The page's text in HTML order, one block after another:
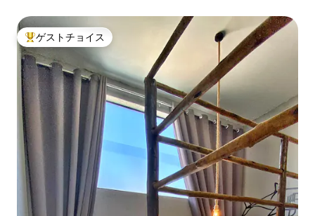
大好評のゲストチョイスです。
ゲストチョイス